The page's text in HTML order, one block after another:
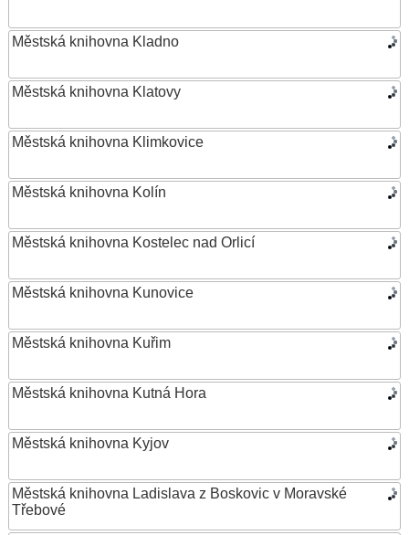
Městská knihovna Kladno
Městská knihovna Klatovy
Městská knihovna Klimkovice
Městská knihovna Kolín
Městská knihovna Kostelec nad Orlicí
Městská knihovna Kunovice
Městská knihovna Kuřim
Městská knihovna Kutná Hora
Městská knihovna Kyjov
Městská knihovna Ladislava z Boskovic v Moravské
Třebové